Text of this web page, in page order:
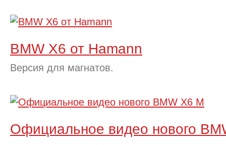
BMW X6 от Hamann
Версия для магнатов.
Официальное видео нового